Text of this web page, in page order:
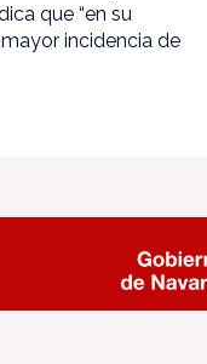
que “en su
incidencia de